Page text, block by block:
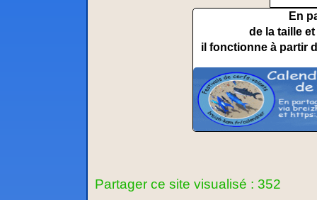
En
de la taille
il fonctionne à partir
Partager ce site visualisé : 352